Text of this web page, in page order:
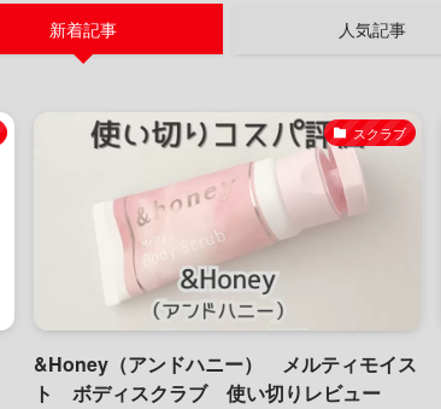
新着記事 人気記事
スクラブ
&Honey（アンドハニー） メルティモイス
ト ボディスクラブ 使い切りレビュー